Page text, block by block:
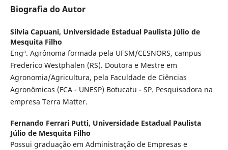
Biografia do Autor
Silvia Capuani, Universidade Estadual Paulista Júlio de
Mesquita Filho
Engª. Agrônoma formada pela UFSM/CESNORS, campus
Frederico Westphalen (RS). Doutora e Mestre em
Agronomia/Agricultura, pela Faculdade de Ciências
Agronômicas (FCA - UNESP) Botucatu - SP. Pesquisadora na
empresa Terra Matter.
Fernando Ferrari Putti, Universidade Estadual Paulista
Júlio de Mesquita Filho
Possui graduação em Administração de Empresas e